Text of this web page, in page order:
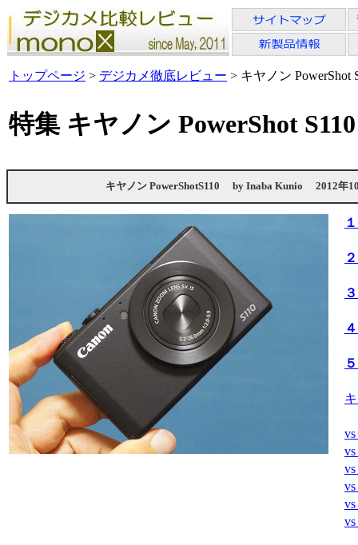
トップページ > デジカメ徹底レビュー > キヤノン PowerShot
特集 キヤノン PowerShot
キヤノン PowerShotS110 by Inaba Kunio 2012年